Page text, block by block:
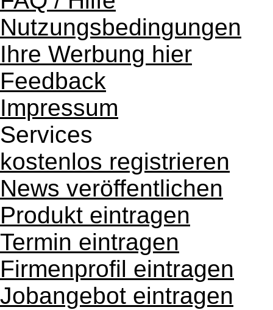
Nutzungsbedingungen
Ihre Werbung hier
Feedback
Impressum
Services
kostenlos registrieren
News veröffentlichen
Produkt eintragen
Termin eintragen
Firmenprofil eintragen
Jobangebot eintragen